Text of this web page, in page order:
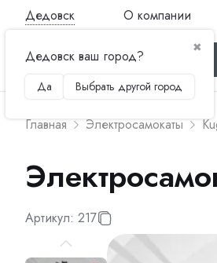
Дедовск
✖
Дедовск ваш город?
Да Выбрать другой город
О компании
Главная Электросамокаты
Артикул: 217